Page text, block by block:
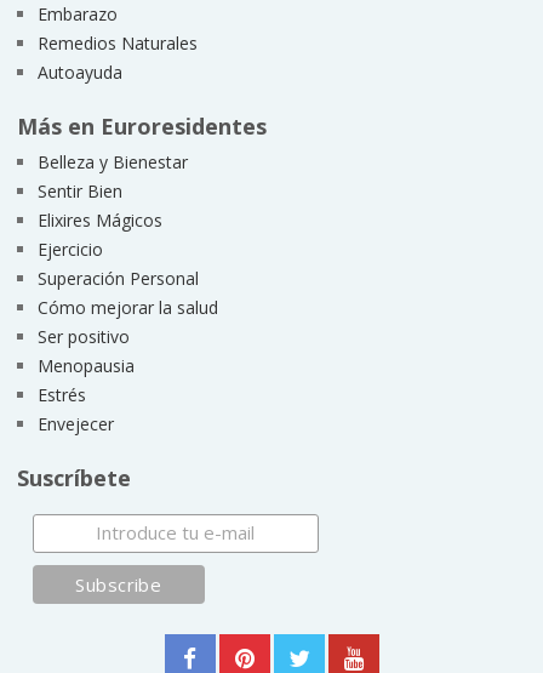
Embarazo
Remedios Naturales
Autoayuda
Más en Euroresidentes
Belleza y Bienestar
Sentir Bien
Elixires Mágicos
Ejercicio
Superación Personal
Cómo mejorar la salud
Ser positivo
Menopausia
Estrés
Envejecer
Suscríbete